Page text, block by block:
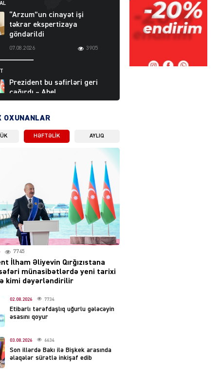
“Arzum”un cinayət işi
təkrar ekspertizaya
göndərildi
07.08.2026 3905
Prezident bu səfirləri geri
çağırdı – Abel
Məhərrəmovun oğlu da var
07.08.2026
5492
Rusiya-Ukrayna
münaqişəsinin həllində
irəliləyiş var – Tramp
07.08.2026 5503
Prezident 2 fərman
imzaladı
07.08.2026
“Tramp yolu”na HƏMLƏ –
REAKSİYA
OXUNANLAR
HƏFTƏLIK AYLIQ
7745
İlham Əliyevin Qırğızıstana
münasibətlərdə yeni tarixi
kimi dəyərləndirilir
02.08.2026 7734
Etibarlı tərəfdaşlıq uğurlu gələcəyin
əsasını qoyur
03.08.2026 6634
Son illərdə Bakı ilə Bişkek arasında
əlaqələr sürətlə inkişaf edib